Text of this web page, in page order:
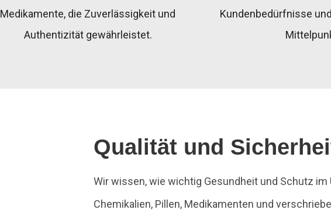
Medikamente, die Zuverlässigkeit und
Authentizität gewährleistet.
Kundenbedürfnisse
Qualität und
Wir wissen, wie wichtig Gesundheit und Schutz im
Chemikalien, Pillen, Medikamenten und